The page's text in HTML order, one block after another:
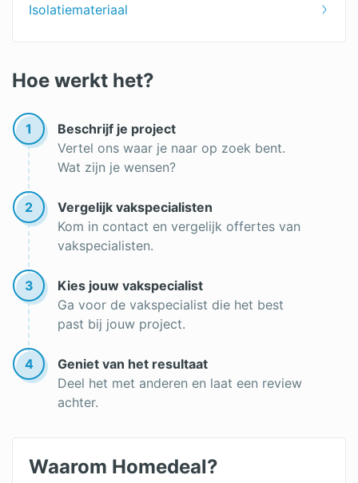
Isolatiemateriaal
Hoe werkt het?
1
Beschrijf je project
Vertel ons waar je naar op zoek bent.
Wat zijn je wensen?
2
Vergelijk vakspecialisten
Kom in contact en vergelijk offertes van
vakspecialisten.
3
Kies jouw vakspecialist
Ga voor de vakspecialist die het best
past bij jouw project.
4
Geniet van het resultaat
Deel het met anderen en laat een review
achter.
Waarom Homedeal?